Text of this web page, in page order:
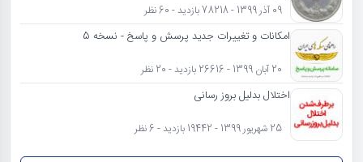
09 آذر 1399 - 78218 بازدید - 60 نظر
امکانات و تغییرات جدید پرسش و پاسخ - نسخه 5
20 آبان 1399 - 26616 بازدید - 20 نظر
اختلال بدلیل بروز رسانی
25 شهریور 1399 - 19442 بازدید - 6 نظر